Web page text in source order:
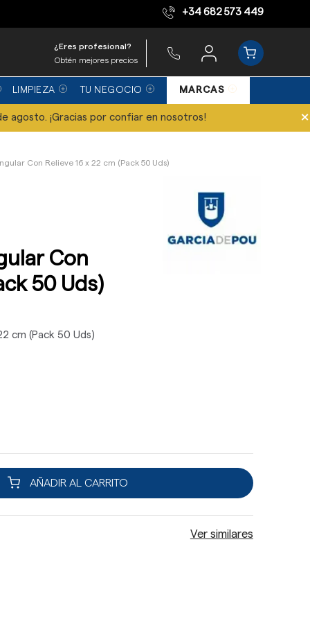
Equipo de expertos +34 682 573 449
¿Eres profesional?
Obtén mejores precios
LIMPIEZA TU NEGOCIO MARCAS
agosto. ¡Gracias por confiar en nosotros! ×
Con Relieve 16 x 22 cm (Pack 50 Uds)
Con
50 Uds)
cm (Pack 50 Uds)
AÑADIR AL CARRITO
Ver similares